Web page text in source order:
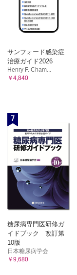
サンフォード感染症
治療ガイド2026
Henry F. Cham...
￥4,840
7
糖尿病専門医研修ガ
イドブック 改訂第
10版
日本糖尿病学会
￥9,680